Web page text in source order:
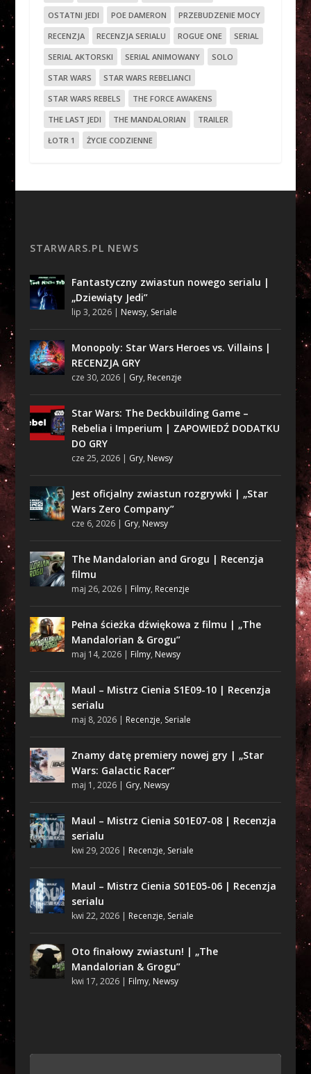
OSTATNI JEDI
POE DAMERON
PRZEBUDZENIE MOCY
RECENZJA
RECENZJA SERIALU ROGUE ONE
SERIAL
SERIAL AKTORSKI
SERIAL ANIMOWANY
SOLO
STAR WARS
STAR WARS REBELIANCI
STAR WARS REBELS
THE FORCE AWAKENS
THE LAST JEDI
THE MANDALORIAN
TRAILER
ŁOTR 1
ŻYCIE CODZIENNE
STARWARS.PL NEWS
Fantastyczny zwiastun nowego serialu |
„Dziewiąty Jedi”
lip 3, 2026| Newsy, Seriale
Monopoly: Star Wars Heroes vs. Villains |
RECENZJA GRY
cze 30, 2026| Gry, Recenzje
Star Wars: The Deckbuilding Game –
Rebelia i Imperium | ZAPOWIEDŹ DODATKU
DO GRY
cze 25, 2026| Gry, Newsy
Jest oficjalny zwiastun rozgrywki | „Star
Wars Zero Company”
cze 6, 2026| Gry, Newsy
The Mandalorian and Grogu | Recenzja
filmu
maj 26, 2026| Filmy, Recenzje
Pełna ścieżka dźwiękowa z filmu | „The
Mandalorian & Grogu”
maj 14, 2026| Filmy, Newsy
Maul – Mistrz Cienia S1E09-10 | Recenzja
serialu
maj 8, 2026| Recenzje, Seriale
Znamy datę premiery nowej gry | „Star
Wars: Galactic Racer”
maj 1, 2026| Gry, Newsy
Maul – Mistrz Cienia S01E07-08 | Recenzja
serialu
kwi 29, 2026| Recenzje, Seriale
Maul – Mistrz Cienia S01E05-06 | Recenzja
serialu
kwi 22, 2026| Recenzje, Seriale
Oto finałowy zwiastun! | „The
Mandalorian & Grogu”
kwi 17, 2026| Filmy, Newsy